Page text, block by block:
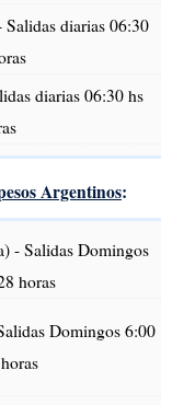
diarias 06:30
diarias 06:30 hs
Argentinos:
- Salidas Domingos
horas
Domingos 6:00